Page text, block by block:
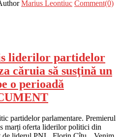
Marius Leontiuc Comment(0)
liderilor partidelor
căruia să susţină un
o perioadă
partidelor parlamentare. Premierul
marți oferta liderilor politici din